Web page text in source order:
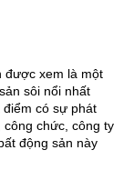
được xem là một
sôi nổi nhất
có sự phát
chức, công ty
động sản này